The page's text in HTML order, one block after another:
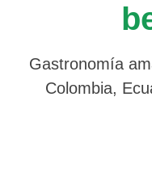
Gastronomía
Colombia,